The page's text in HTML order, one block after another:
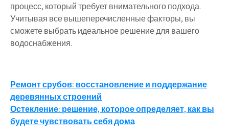
процесс, который требует внимательного подхода.
Учитывая все вышеперечисленные факторы, вы
сможете выбрать идеальное решение для вашего
водоснабжения.
Навигация
по
записям
Ремонт срубов: восстановление и поддержание
деревянных строений
Остекление: решение, которое определяет, как вы
будете чувствовать себя дома